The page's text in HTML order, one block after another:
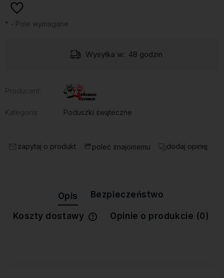
* - Pole wymagane
Wysyłka w: 48 godzin
Poduszki śwąteczne
zapytaj o produkt poleć znajomemu dodaj opinię
Opis Bezpieczeństwo
Koszty dostawy
Cena nie zawiera ewentualnych
Opinie o produkcie (0)